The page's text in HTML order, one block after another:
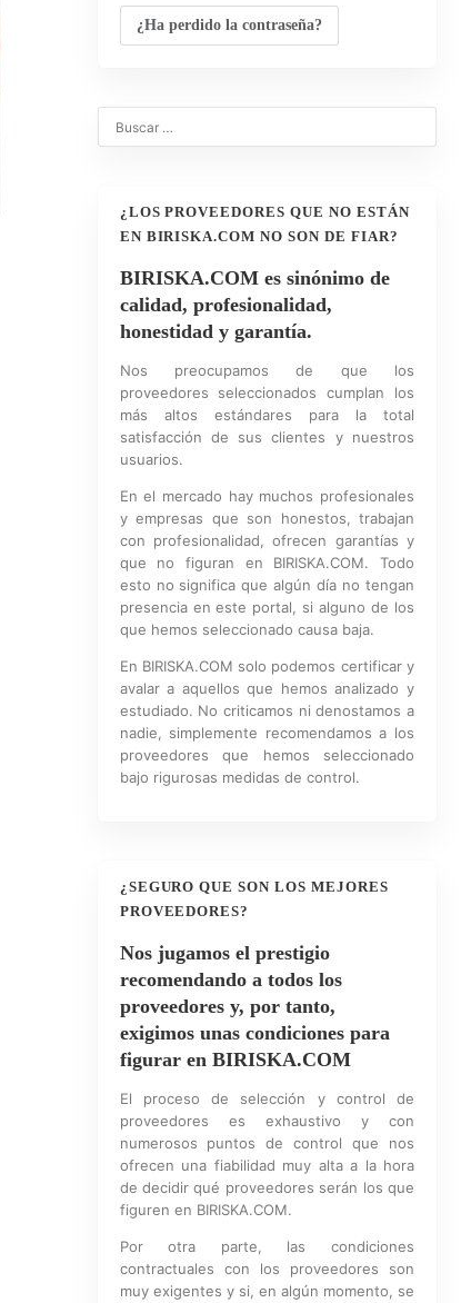
¿Ha perdido la contraseña?
¿LOS PROVEEDORES QUE NO ESTÁN
EN BIRISKA.COM NO SON DE FIAR?
BIRISKA.COM es sinónimo de
calidad, profesionalidad,
honestidad y garantía.
Nos preocupamos de que los
proveedores seleccionados cumplan los
más altos estándares para la total
satisfacción de sus clientes y nuestros
usuarios.
En el mercado hay muchos profesionales
y empresas que son honestos, trabajan
con profesionalidad, ofrecen garantías y
que no figuran en BIRISKA.COM. Todo
esto no significa que algún día no tengan
presencia en este portal, si alguno de los
que hemos seleccionado causa baja.
En BIRISKA.COM solo podemos certificar y
avalar a aquellos que hemos analizado y
estudiado. No criticamos ni denostamos a
nadie, simplemente recomendamos a los
proveedores que hemos seleccionado
bajo rigurosas medidas de control.
¿SEGURO QUE SON LOS MEJORES
PROVEEDORES?
Nos jugamos el prestigio
recomendando a todos los
proveedores y, por tanto,
exigimos unas condiciones para
figurar en BIRISKA.COM
El proceso de selección y control de
proveedores es exhaustivo y con
numerosos puntos de control que nos
ofrecen una fiabilidad muy alta a la hora
de decidir qué proveedores serán los que
figuren en BIRISKA.COM.
Por otra parte, las condiciones
contractuales con los proveedores son
muy exigentes y si, en algún momento, se